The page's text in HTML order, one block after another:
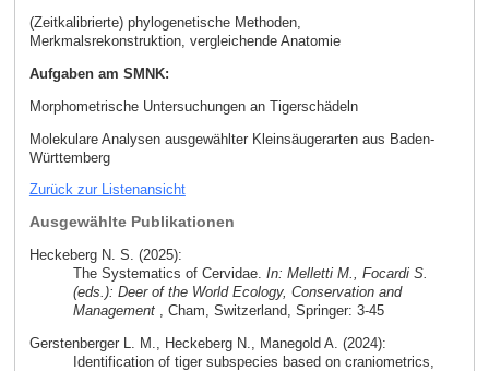
(Zeitkalibrierte) phylogenetische Methoden,
Merkmalsrekonstruktion, vergleichende Anatomie
Aufgaben am SMNK:
Morphometrische Untersuchungen an Tigerschädeln
Molekulare Analysen ausgewählter Kleinsäugerarten aus Baden-
Württemberg
Zurück zur Listenansicht
Ausgewählte Publikationen
Heckeberg N. S. (2025):
The Systematics of Cervidae. In: Melletti M., Focardi S.
(eds.): Deer of the World Ecology, Conservation and
Management, Cham, Switzerland, Springer: 3-45
Gerstenberger L. M., Heckeberg N., Manegold A. (2024):
Identification of tiger subspecies based on craniometrics,